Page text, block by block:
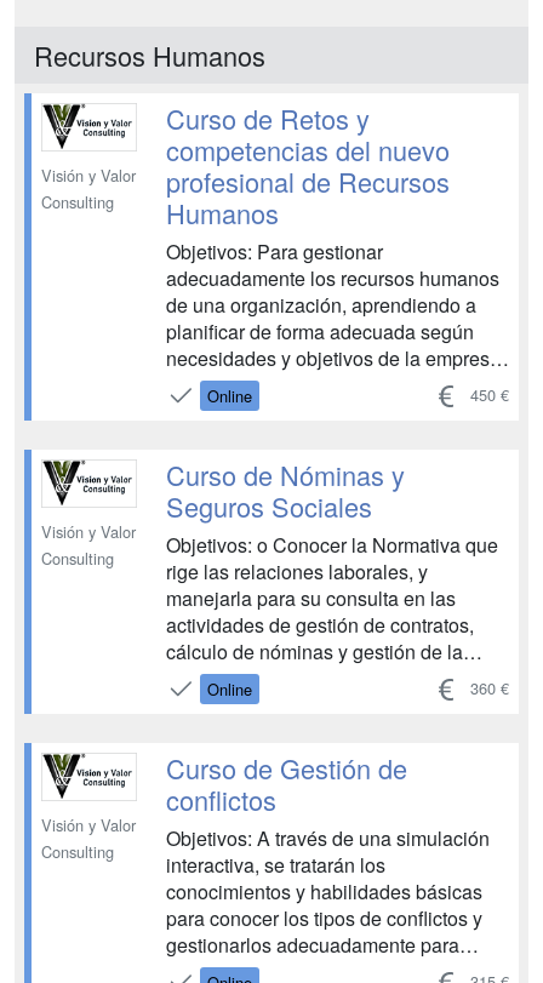
Recursos Humanos
Visión y Valor
Consulting
Curso de Retos y
competencias del nuevo
profesional de Recursos
Humanos
Objetivos: Para gestionar
adecuadamente los recursos humanos
de una organización, aprendiendo a
planificar de forma adecuada según
necesidades y objetivos de la empresa,
además de adquirir los conocimientos
necesarios para la correcta realización
departamento de recursos humanos,
como son el análisis y descripción de
puestos de...
Online 450 €
Visión y Valor
Consulting
Curso de Nóminas y
Seguros Sociales
Objetivos: o Conocer la Normativa que
rige las relaciones laborales, y
manejarla para su consulta en las
actividades de gestión de contratos,
cálculo de nóminas y gestión de la
seguridad social. o Localizar y acceder
a la información sobre el Convenio
aplicarla en la gestión laboral de la
empresa. o Aprender cuáles son los d...
Online 360 €
Visión y Valor
Consulting
Curso de Gestión de
conflictos
Objetivos: A través de una simulación
interactiva, se tratarán los
conocimientos y habilidades básicas
para conocer los tipos de conflictos y
gestionarlos adecuadamente para
convertirlos en oportunidades de